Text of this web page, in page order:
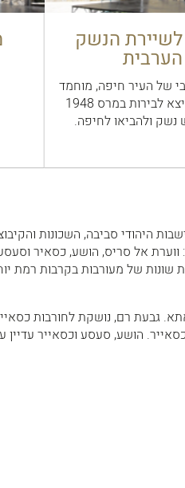
הנשק
הערבית
של העיר חיפה, מוחמד
אל- חניטי, יצא לבירות במרס 1948
נשק ולהביאו לחיפה.
היהודי סביבה, השכונות
אל סריס, הושע, כסאיר
של מעורבות בקרבות רמת
גבעת רם, נושקת לחורבות
הושע, סעסע וכסאייר עדיין